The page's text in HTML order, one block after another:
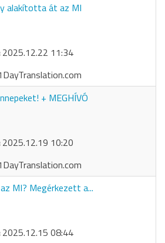
alakította át az MI
2025.12.22 11:34
+ MEGHÍVÓ
2025.12.19 10:20
MI? Megérkezett a...
2025.12.15 08:44